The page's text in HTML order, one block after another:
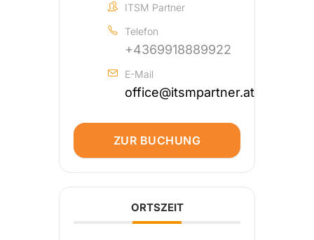
ITSM Partner
Telefon
+4369918889922
E-Mail
office@itsmpartner.at
ZUR BUCHUNG
ORTSZEIT